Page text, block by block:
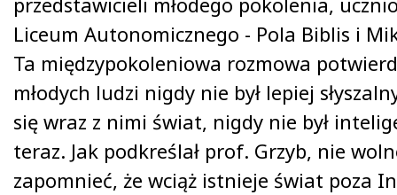
Liceum Autonomicznego - Pola Biblis i
Ta międzypokoleniowa rozmowa
młodych ludzi nigdy nie był lepiej
się wraz z nimi świat, nigdy nie był
teraz. Jak podkreślał prof. Grzyb, nie
zapomnieć, że wciąż istnieje świat poza